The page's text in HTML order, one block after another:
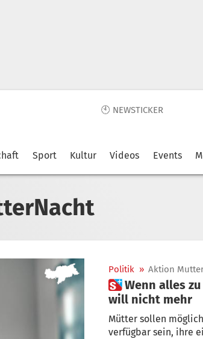
🕙 NEWSTICKER
Sport Kultur Videos Events
Politik » Aktion
 Wenn alles zu viel wird: Mama
will nicht mehr
Mütter sollen
verfügbar sein, ihre